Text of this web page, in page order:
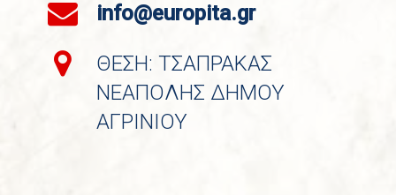
info@europita.gr
ΘΕΣΗ: ΤΣΑΠΡΑΚΑΣ
ΝΕΑΠΟΛΗΣ ΔΗΜΟΥ
ΑΓΡΙΝΙΟΥ